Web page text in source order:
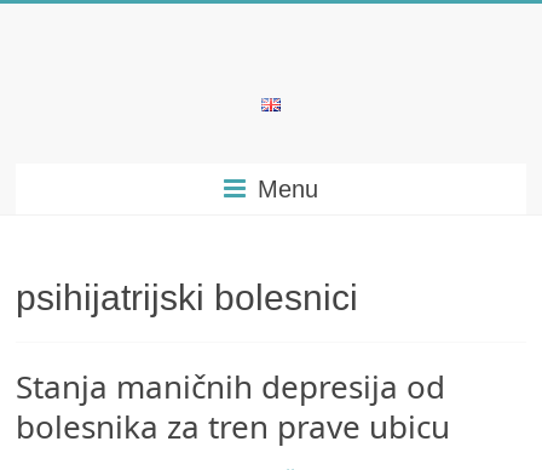
psihijatrije
Menu
psihijatrijski bolesnici
Stanja maničnih depresija od
bolesnika za tren prave ubicu